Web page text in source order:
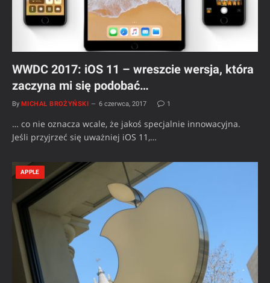
WWDC 2017: iOS 11 – wreszcie wersja, która
zaczyna mi się podobać…
By MICHAŁ BROŻYŃSKI 6 czerwca, 2017 1
… co nie oznacza wcale, że jakoś specjalnie innowacyjna.
Jeśli przyjrzeć się uważniej iOS 11,…
APPLE